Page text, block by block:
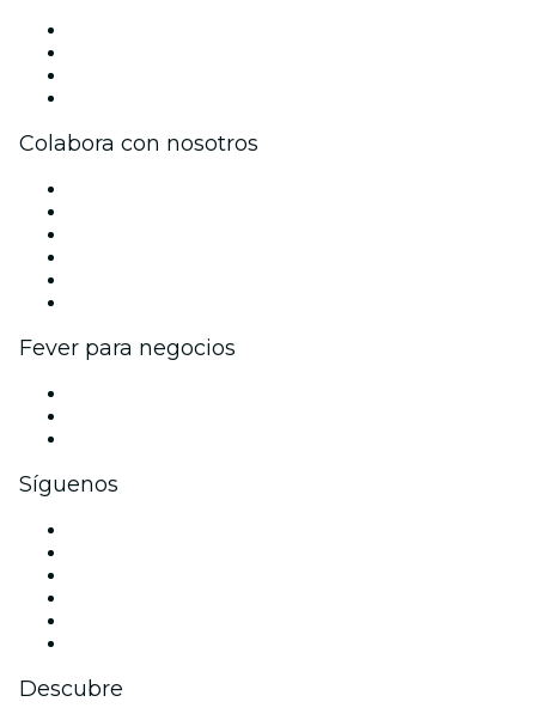
Colabora con nosotros
Fever para negocios
Síguenos
Descubre